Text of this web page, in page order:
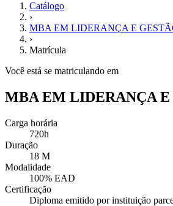
Catálogo
›
MBA EM LIDERANÇA E
›
Matrícula
Você está se matriculando em
MBA EM LIDERANÇA E
Carga horária
720h
Duração
18 M
Modalidade
100% EAD
Certificação
Diploma emitido por instituição